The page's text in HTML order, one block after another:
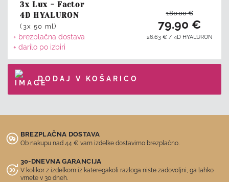
3x Lux - Factor
4D HYALURON
(3x 50 ml)
+ brezplačna dostava
+ darilo po izbiri
180.00 €
79.90 €
26.63 € / 4D HYALURON
DODAJ V KOŠARICO
BREZPLAČNA DOSTAVA
Ob nakupu nad 44 € vam izdelke dostavimo brezplačno.
30-DNEVNA GARANCIJA
V kolikor z izdelkom iz kateregakoli razloga niste zadovoljni, ga lahko
vrnete v 30 dneh.